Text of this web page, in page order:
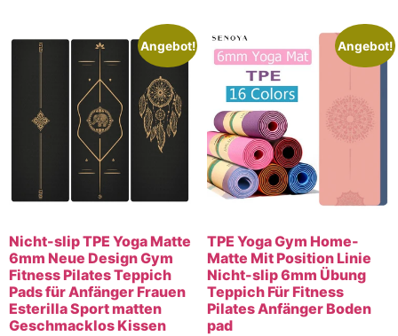
Angebot!
Nicht-slip TPE Yoga Matte
6mm Neue Design Gym
Fitness Pilates Teppich
Pads für Anfänger Frauen
Esterilla Sport matten
Geschmacklos Kissen
Angebot!
TPE Yoga Gym Home-
Matte Mit Position Linie
Nicht-slip 6mm Übung
Teppich Für Fitness
Pilates Anfänger Boden
pad